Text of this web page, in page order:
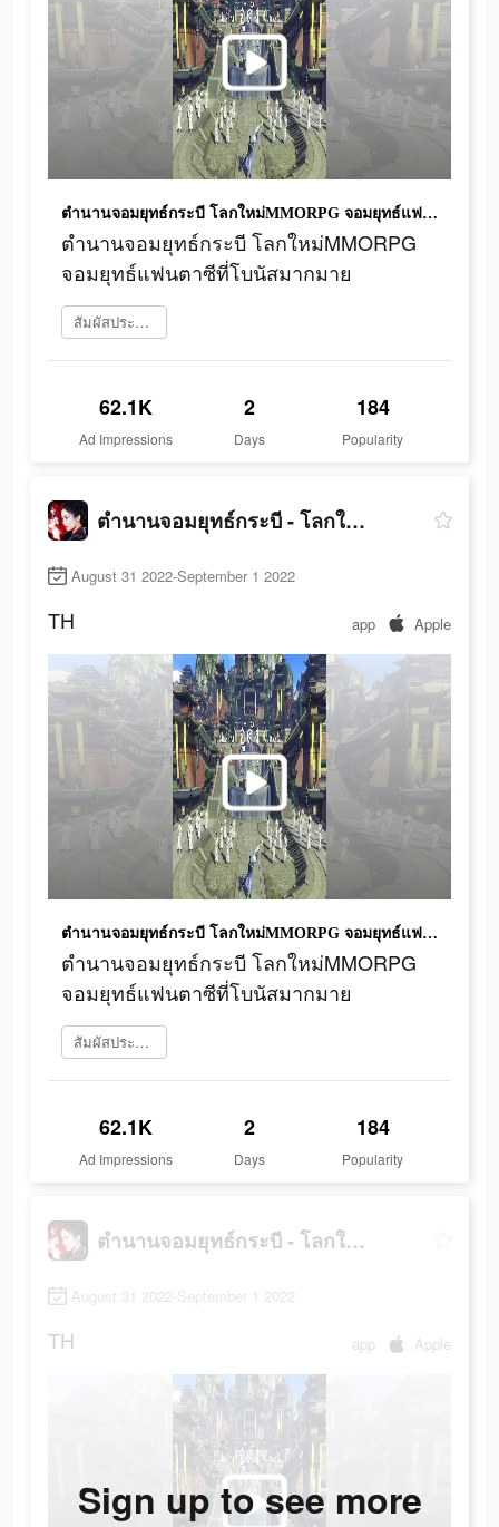
ตำนานจอมยุทธ์กระบี โลกใหม่MMORPG จอมยุทธ์แฟนตาซีที่โบนัสมากมาย
ตำนานจอมยุทธ์กระบี โลกใหม่MMORPG
จอมยุทธ์แฟนตาซีที่โบนัสมากมาย
สัมผัสประสบการณ์เลย
62.1K
Ad Impressions
2
Days
184
Popularity
ตำนานจอมยุทธ์กระบี - โลกใหม่
August 31 2022-September 1 2022
TH app Apple
ตำนานจอมยุทธ์กระบี โลกใหม่MMORPG จอมยุทธ์แฟนตาซีที่โบนัสมากมาย
ตำนานจอมยุทธ์กระบี โลกใหม่MMORPG
จอมยุทธ์แฟนตาซีที่โบนัสมากมาย
สัมผัสประสบการณ์เลย
62.1K
Ad Impressions
2
Days
184
Popularity
ตำนานจอมยุทธ์กระบี - โลกใหม่
August 31 2022-September 1 2022
TH app Apple
Sign up to see more